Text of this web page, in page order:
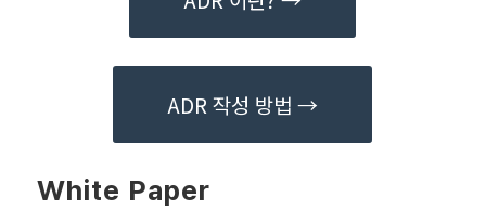
ADR 작성 방법 →
White Paper